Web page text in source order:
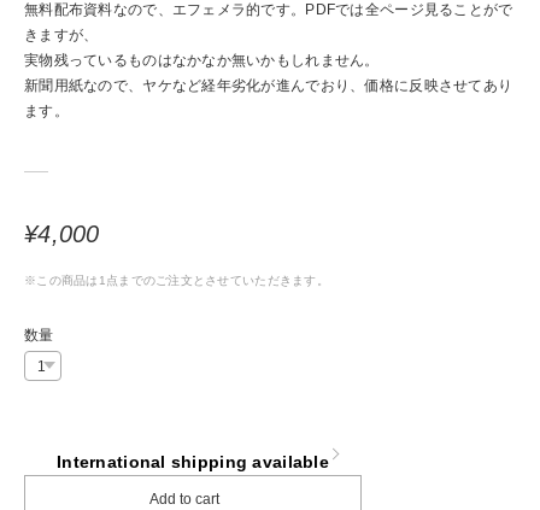
無料配布資料なので、エフェメラ的です。PDFでは全ページ見ることがで
きますが、
実物残っているものはなかなか無いかもしれません。
新聞用紙なので、ヤケなど経年劣化が進んでおり、価格に反映させてあり
ます。
¥4,000
※この商品は1点までのご注文とさせていただきます。
数量
International shipping available
Add to cart